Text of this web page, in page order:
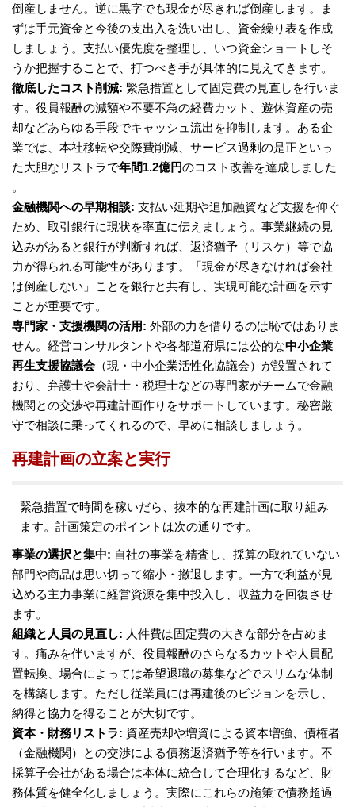
倒産しません。逆に黒字でも現金が尽きれば倒産します​。ま
ずは手元資金と今後の支出入を洗い出し、資金繰り表を作成
しましょう。支払い優先度を整理し、いつ資金ショートしそ
うか把握することで、打つべき手が具体的に見えてきます。
徹底したコスト削減: 緊急措置として固定費の見直しを行いま
す。役員報酬の減額や不要不急の経費カット、遊休資産の売
却などあらゆる手段でキャッシュ流出を抑制します。ある企
業では、本社移転や交際費削減、サービス過剰の是正といっ
た大胆なリストラで年間1.2億円のコスト改善を達成しました​
。
金融機関への早期相談: 支払い延期や追加融資など支援を仰ぐ
ため、取引銀行に現状を率直に伝えましょう。事業継続の見
込みがあると銀行が判断すれば、返済猶予（リスケ）等で協
力が得られる可能性があります。「現金が尽きなければ会社
は倒産しない」ことを銀行と共有し、実現可能な計画を示す
ことが重要です。
専門家・支援機関の活用: 外部の力を借りるのは恥ではありま
せん。経営コンサルタントや各都道府県には公的な中小企業
再生支援協議会（現・中小企業活性化協議会）が設置されて
おり、弁護士や会計士・税理士などの専門家がチームで金融
機関との交渉や再建計画作りをサポートしています。秘密厳
守で相談に乗ってくれるので、早めに相談しましょう。
再建計画の立案と実行
緊急措置で時間を稼いだら、抜本的な再建計画に取り組み
ます。計画策定のポイントは次の通りです。
事業の選択と集中: 自社の事業を精査し、採算の取れていない
部門や商品は思い切って縮小・撤退します。一方で利益が見
込める主力事業に経営資源を集中投入し、収益力を回復させ
ます。
組織と人員の見直し: 人件費は固定費の大きな部分を占めま
す。痛みを伴いますが、役員報酬のさらなるカットや人員配
置転換、場合によっては希望退職の募集などでスリムな体制
を構築します。ただし従業員には再建後のビジョンを示し、
納得と協力を得ることが大切です。
資本・財務リストラ: 資産売却や増資による資本増強、債権者
（金融機関）との交渉による債務返済猶予等を行います。不
採算子会社がある場合は本体に統合して合理化するなど​、財
務体質を健全化しましょう。実際にこれらの施策で債務超過